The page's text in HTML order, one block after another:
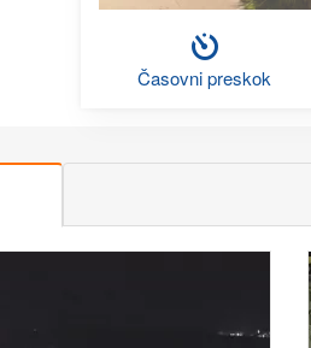
Časovni preskok